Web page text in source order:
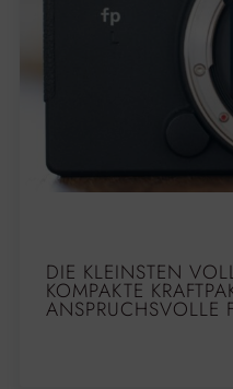
DIE KLEINSTEN
KOMPAKTE
ANSPRUCHSVOLLE